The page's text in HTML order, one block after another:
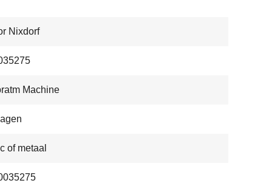
Nixdorf
Machine
of metaal